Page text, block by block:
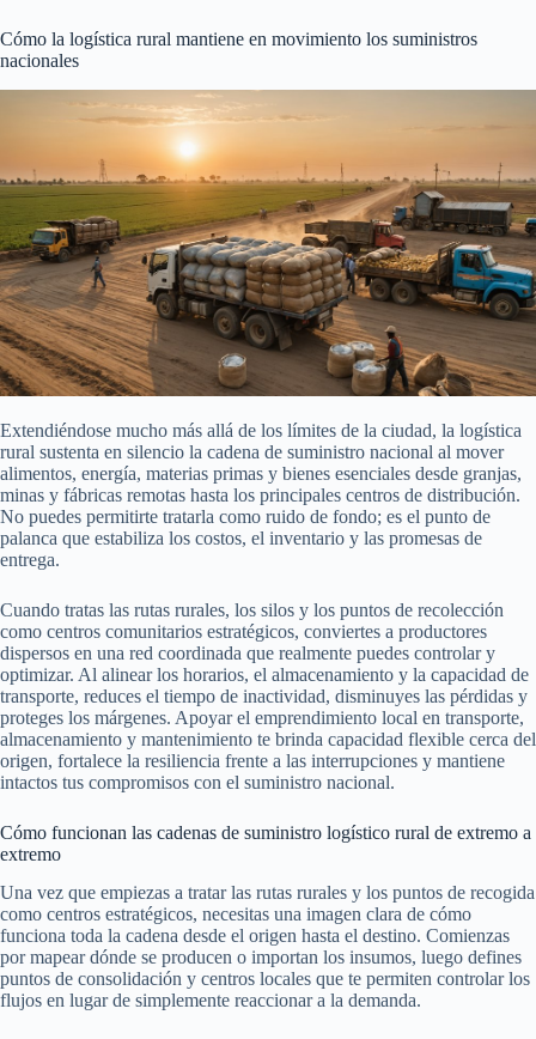
Cómo la logística rural mantiene en movimiento los suministros
nacionales
Extendiéndose mucho más allá de los límites de la ciudad, la logística
rural sustenta en silencio la cadena de suministro nacional al mover
alimentos, energía, materias primas y bienes esenciales desde granjas,
minas y fábricas remotas hasta los principales centros de distribución.
No puedes permitirte tratarla como ruido de fondo; es el punto de
palanca que estabiliza los costos, el inventario y las promesas de
entrega.
Cuando tratas las rutas rurales, los silos y los puntos de recolección
como centros comunitarios estratégicos, conviertes a productores
dispersos en una red coordinada que realmente puedes controlar y
optimizar. Al alinear los horarios, el almacenamiento y la capacidad de
transporte, reduces el tiempo de inactividad, disminuyes las pérdidas y
proteges los márgenes. Apoyar el emprendimiento local en transporte,
almacenamiento y mantenimiento te brinda capacidad flexible cerca del
origen, fortalece la resiliencia frente a las interrupciones y mantiene
intactos tus compromisos con el suministro nacional.
Cómo funcionan las cadenas de suministro logístico rural de extremo a
extremo
Una vez que empiezas a tratar las rutas rurales y los puntos de recogida
como centros estratégicos, necesitas una imagen clara de cómo
funciona toda la cadena desde el origen hasta el destino. Comienzas
por mapear dónde se producen o importan los insumos, luego defines
puntos de consolidación y centros locales que te permiten controlar los
flujos en lugar de simplemente reaccionar a la demanda.